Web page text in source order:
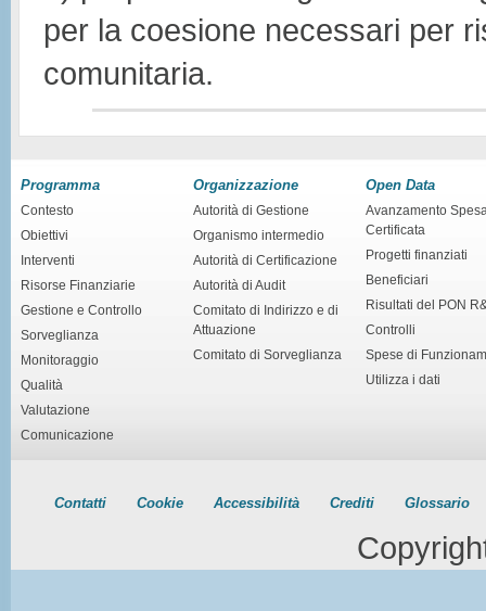
per la coesione necessari per
comunitaria.
Programma
Contesto
Obiettivi
Interventi
Risorse Finanziarie
Gestione e Controllo
Sorveglianza
Monitoraggio
Qualità
Valutazione
Comunicazione
Organizzazione
Autorità di Gestione
Organismo intermedio
Autorità di Certificazione
Autorità di Audit
Comitato di Indirizzo e di
Attuazione
Comitato di Sorveglianza
Open Data
Avanzamento
Certificata
Progetti finanziati
Beneficiari
Risultati del PON
Controlli
Spese di
Utilizza i dati
Contatti Cookie Accessibilità Crediti Glossario